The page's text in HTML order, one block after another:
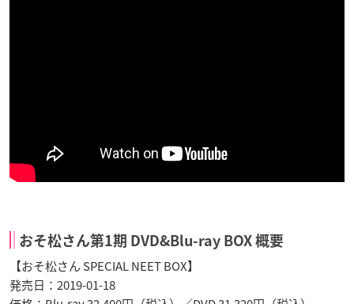
おそ松さん第1期 DVD&Blu-ray BOX 概要
【おそ松さん SPECIAL NEET BOX】
発売日：2019-01-18